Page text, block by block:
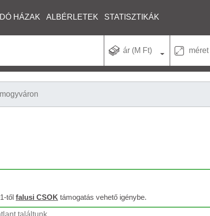
HÁZAK ALBÉRLETEK STATISZTIKÁK
ár (M Ft) méret
től falusi CSOK támogatás vehető igénybe.
találtunk